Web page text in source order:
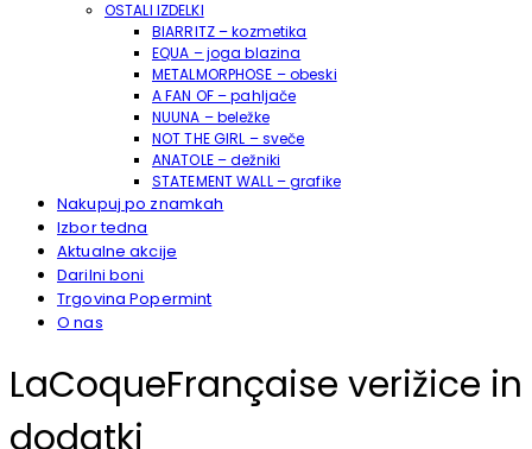
OSTALI IZDELKI
BIARRITZ – kozmetika
EQUA – joga blazina
METALMORPHOSE – obeski
A FAN OF – pahljače
NUUNA – beležke
NOT THE GIRL – sveče
ANATOLE – dežniki
STATEMENT WALL – grafike
Nakupuj po znamkah
Izbor tedna
Aktualne akcije
Darilni boni
Trgovina Popermint
O nas
LaCoqueFrançaise verižice in
dodatki